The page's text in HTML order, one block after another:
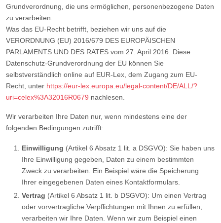
Grundverordnung, die uns ermöglichen, personenbezogene Daten
zu verarbeiten.
Was das EU-Recht betrifft, beziehen wir uns auf die
VERORDNUNG (EU) 2016/679 DES EUROPÄISCHEN
PARLAMENTS UND DES RATES vom 27. April 2016. Diese
Datenschutz-Grundverordnung der EU können Sie
selbstverständlich online auf EUR-Lex, dem Zugang zum EU-
Recht, unter https://eur-lex.europa.eu/legal-content/DE/ALL/?
uri=celex%3A32016R0679 nachlesen.
Wir verarbeiten Ihre Daten nur, wenn mindestens eine der
folgenden Bedingungen zutrifft:
Einwilligung (Artikel 6 Absatz 1 lit. a DSGVO): Sie haben uns
Ihre Einwilligung gegeben, Daten zu einem bestimmten
Zweck zu verarbeiten. Ein Beispiel wäre die Speicherung
Ihrer eingegebenen Daten eines Kontaktformulars.
Vertrag (Artikel 6 Absatz 1 lit. b DSGVO): Um einen Vertrag
oder vorvertragliche Verpflichtungen mit Ihnen zu erfüllen,
verarbeiten wir Ihre Daten. Wenn wir zum Beispiel einen